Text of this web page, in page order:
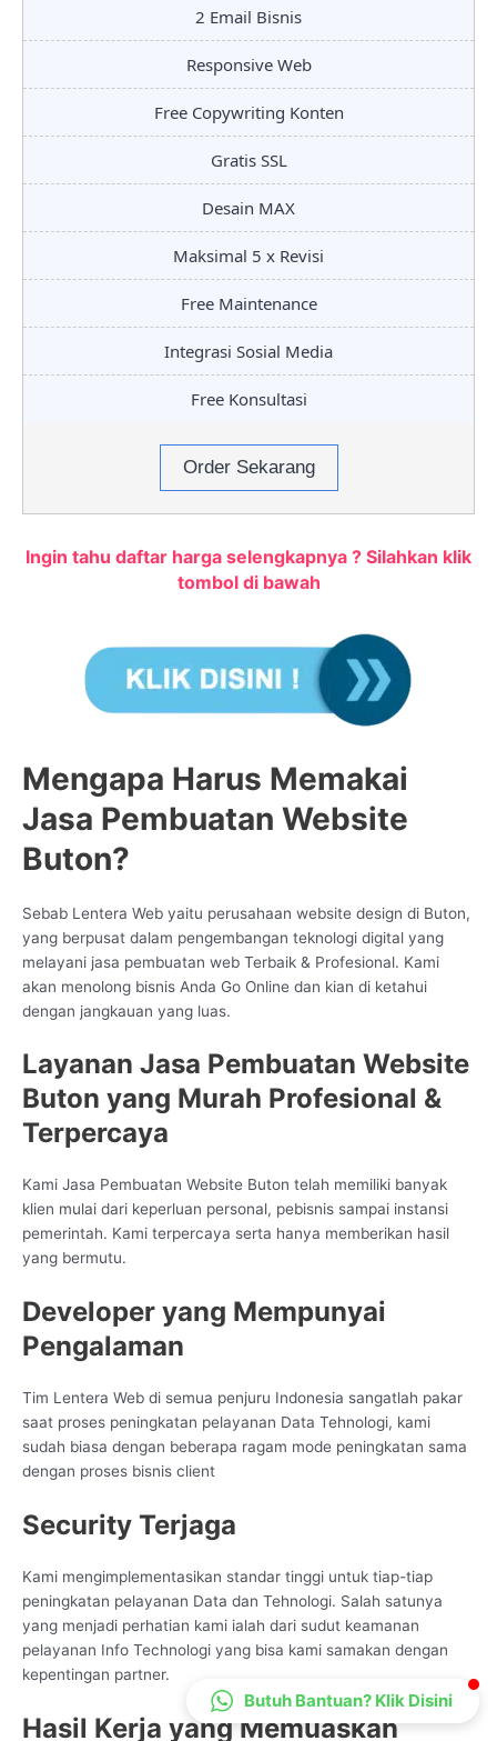
2 Email Bisnis
Responsive Web
Free Copywriting Konten
Gratis SSL
Desain MAX
Maksimal 5 x Revisi
Free Maintenance
Integrasi Sosial Media
Free Konsultasi
Order Sekarang
Ingin tahu daftar harga selengkapnya ? Silahkan klik
tombol di bawah
Mengapa Harus Memakai
Jasa Pembuatan Website
Buton?
Sebab Lentera Web yaitu perusahaan website design di Buton,
yang berpusat dalam pengembangan teknologi digital yang
melayani jasa pembuatan web Terbaik & Profesional. Kami
akan menolong bisnis Anda Go Online dan kian di ketahui
dengan jangkauan yang luas.
Layanan Jasa Pembuatan Website
Buton yang Murah Profesional &
Terpercaya
Kami Jasa Pembuatan Website Buton telah memiliki banyak
klien mulai dari keperluan personal, pebisnis sampai instansi
pemerintah. Kami terpercaya serta hanya memberikan hasil
yang bermutu.
Developer yang Mempunyai
Pengalaman
Tim Lentera Web di semua penjuru Indonesia sangatlah pakar
saat proses peningkatan pelayanan Data Tehnologi, kami
sudah biasa dengan beberapa ragam mode peningkatan sama
dengan proses bisnis client
Security Terjaga
Kami mengimplementasikan standar tinggi untuk tiap-tiap
peningkatan pelayanan Data dan Tehnologi. Salah satunya
yang menjadi perhatian kami ialah dari sudut keamanan
pelayanan Info Technologi yang bisa kami samakan dengan
kepentingan partner.
Hasil Kerja yang Memuaskan
Butuh Bantuan? Klik Disini